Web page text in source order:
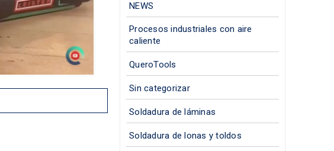
NEWS
Procesos industriales con aire
caliente
QueroTools
Sin categorizar
Soldadura de láminas
Soldadura de lonas y toldos